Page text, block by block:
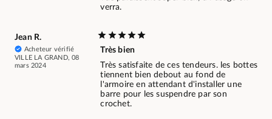
verra.
Jean R.
Acheteur vérifié
VILLE LA GRAND, 08
mars 2024
Très bien
Très satisfaite de ces tendeurs. les bottes
tiennent bien debout au fond de
l'armoire en attendant d'installer une
barre pour les suspendre par son
crochet.